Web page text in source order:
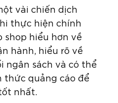
vài chiến dịch
thực hiện chính
hiểu hơn về
hành, hiểu rõ về
ngân sách và có thể
thức quảng cáo để
nhất.